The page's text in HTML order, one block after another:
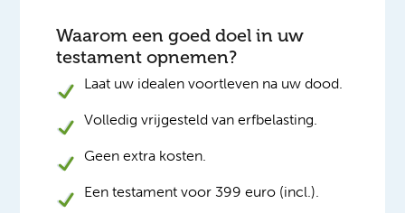
Waarom een goed doel in uw
testament opnemen?
Laat uw idealen voortleven na uw dood.
Volledig vrijgesteld van erfbelasting.
Geen extra kosten.
Een testament voor 399 euro (incl.).